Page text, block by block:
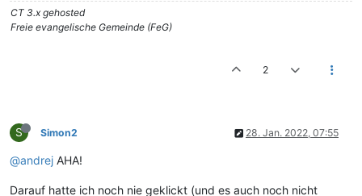
CT 3.x gehosted
Freie evangelische Gemeinde (FeG)
2
S Simon2 28. Jan. 2022, 07:55
@andrej AHA!
Darauf hatte ich noch nie geklickt (und es auch noch nicht